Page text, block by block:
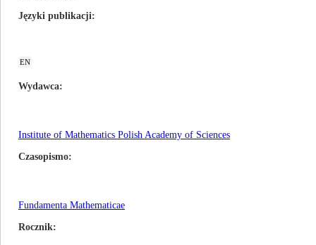
Języki publikacji
EN
Wydawca
Institute of Mathematics Polish Academy of Sciences
Czasopismo
Fundamenta Mathematicae
Rocznik